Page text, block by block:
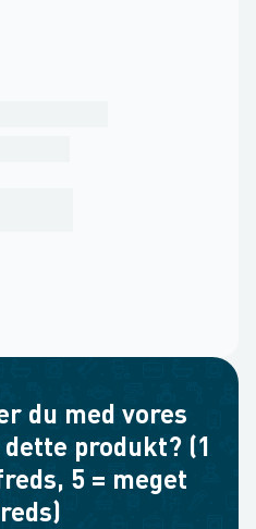
du med vores
produkt? (1
5 = meget